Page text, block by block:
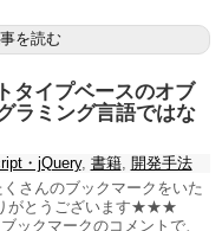
を読む
タイプベースのオブ
ラミング言語ではな
・jQuery, 書籍, 開発手法
さんのブックマークをいた
がとうございます★★★
ックマークのコメントで、